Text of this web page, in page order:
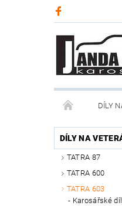
DÍLY
DÍLY NA
TATRA 87
TATRA 600
TATRA 603
Karosářské